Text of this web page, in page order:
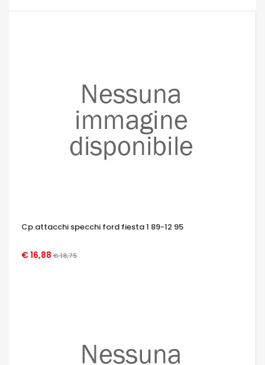
Cp.attacchi specchi ford fiesta 1 89-12 95
€ 16,88 € 18,75
OCCHIATA VELOCE